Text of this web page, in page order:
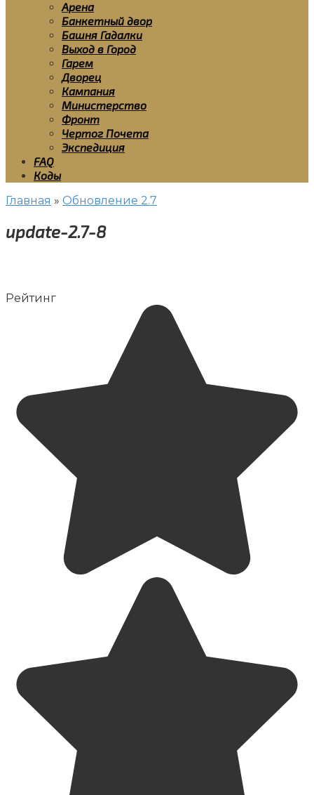
Арена
Банкетный двор
Башня Гадалки
Выход в Город
Гарем
Дворец
Кампания
Министерство
Фронт
Чертог Почета
Экспедиция
FAQ
Коды
Главная » Обновление 2.7
update-2.7-8
Рейтинг